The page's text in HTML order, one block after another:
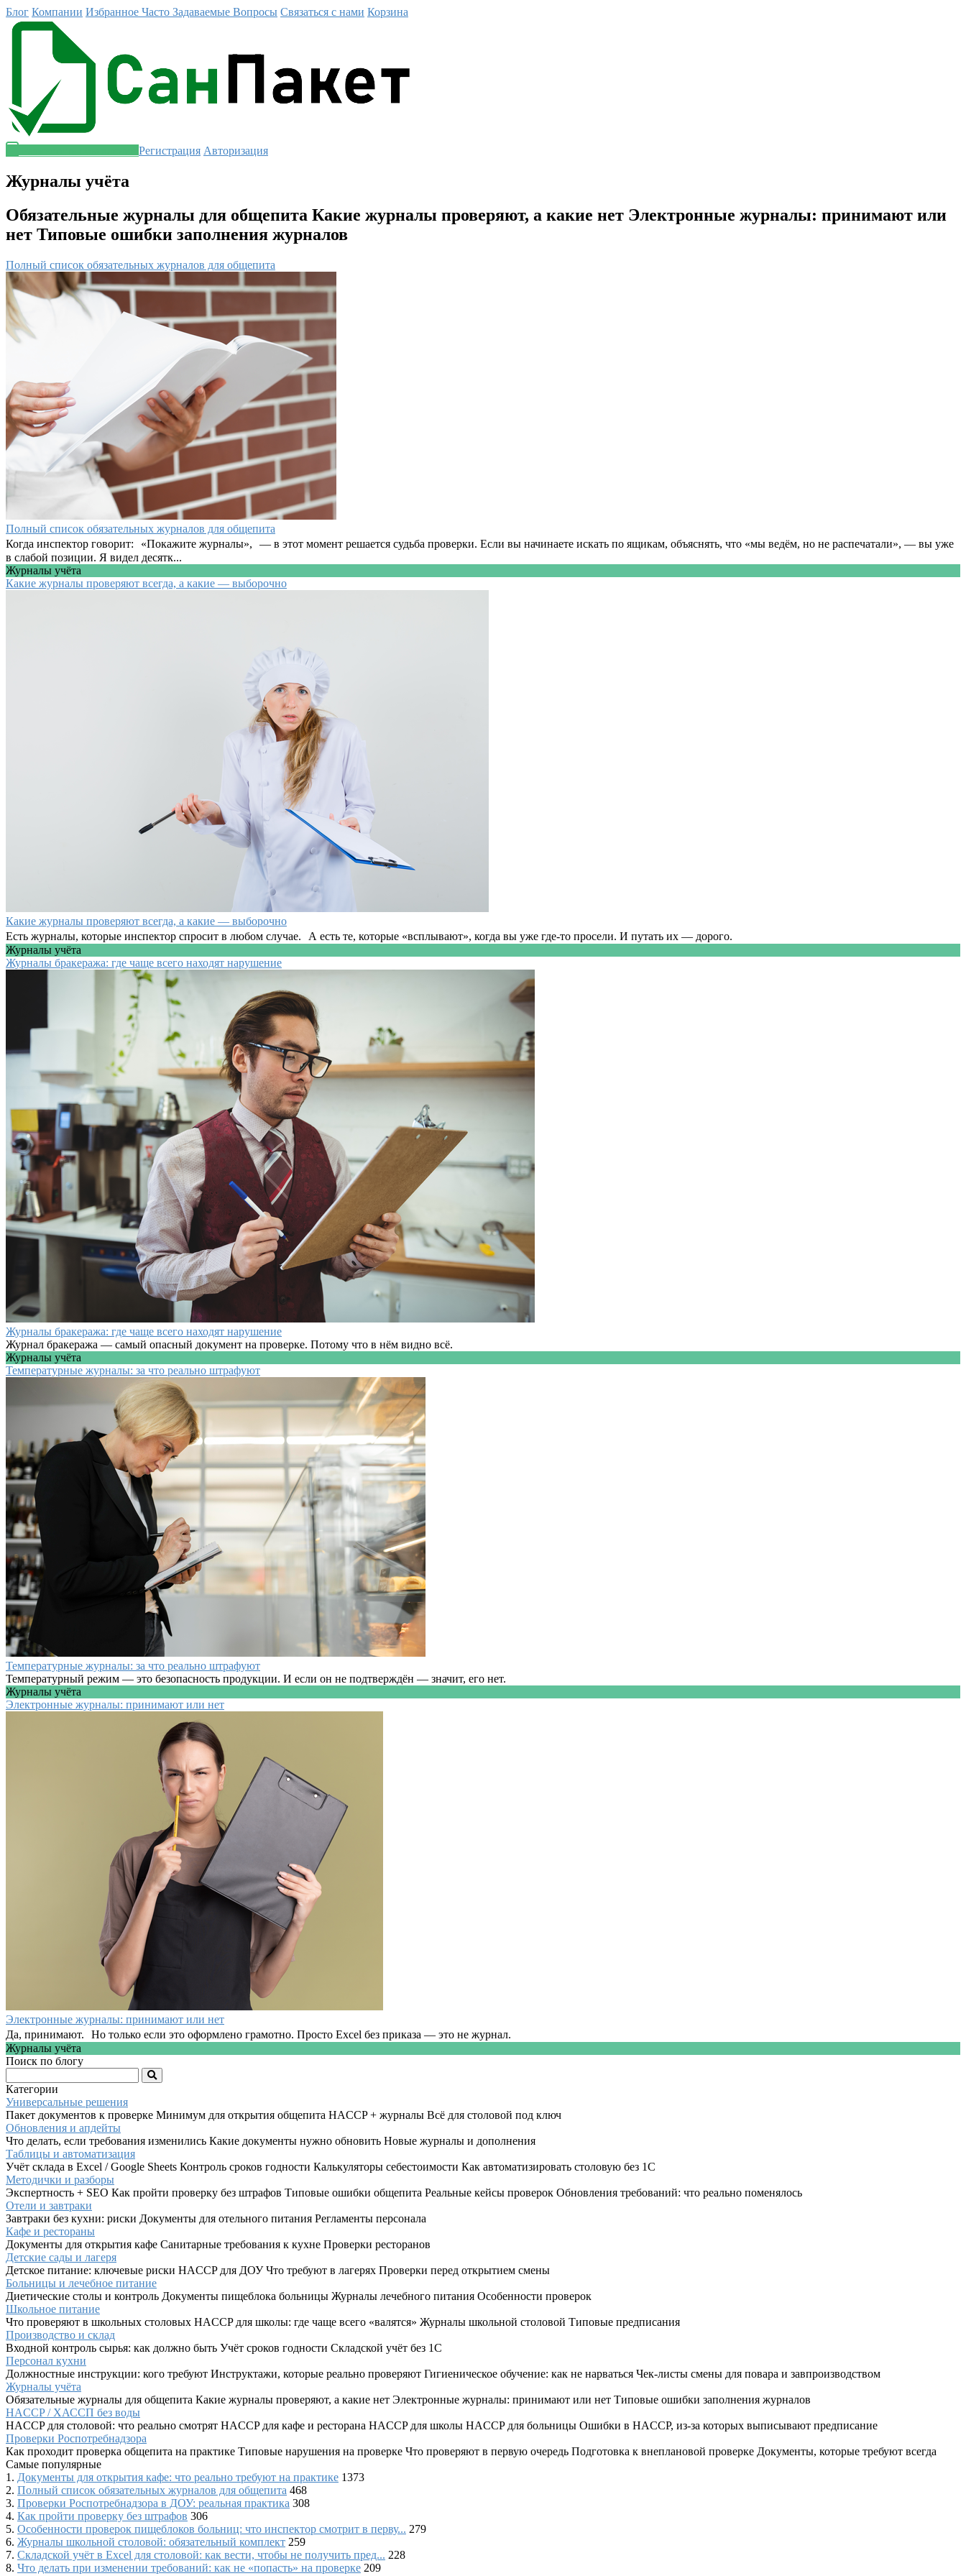
Блог Компании Избранное Часто Задаваемые Вопросы Связаться с нами Корзина
Регистрация Авторизация
Журналы учёта
Обязательные журналы для общепита Какие журналы проверяют, а какие нет Электронные журналы: принимают или
нет Типовые ошибки заполнения журналов
Полный список обязательных журналов для общепита
Полный список обязательных журналов для общепита
Когда инспектор говорит: «Покажите журналы», — в этот момент решается судьба проверки. Если вы начинаете искать по ящикам, объяснять, что «мы ведём, но не распечатали», — вы уже
в слабой позиции. Я видел десятк...
Журналы учёта
Какие журналы проверяют всегда, а какие — выборочно
Какие журналы проверяют всегда, а какие — выборочно
Есть журналы, которые инспектор спросит в любом случае. А есть те, которые «всплывают», когда вы уже где-то просели. И путать их — дорого.
Журналы учёта
Журналы бракеража: где чаще всего находят нарушение
Журналы бракеража: где чаще всего находят нарушение
Журнал бракеража — самый опасный документ на проверке. Потому что в нём видно всё.
Журналы учёта
Температурные журналы: за что реально штрафуют
Температурные журналы: за что реально штрафуют
Температурный режим — это безопасность продукции. И если он не подтверждён — значит, его нет.
Журналы учёта
Электронные журналы: принимают или нет
Электронные журналы: принимают или нет
Да, принимают. Но только если это оформлено грамотно. Просто Excel без приказа — это не журнал.
Журналы учёта
Поиск по блогу
Категории
Универсальные решения
Пакет документов к проверке Минимум для открытия общепита HACCP + журналы Всё для столовой под ключ
Обновления и апдейты
Что делать, если требования изменились Какие документы нужно обновить Новые журналы и дополнения
Таблицы и автоматизация
Учёт склада в Excel / Google Sheets Контроль сроков годности Калькуляторы себестоимости Как автоматизировать столовую без 1С
Методички и разборы
Экспертность + SEO Как пройти проверку без штрафов Типовые ошибки общепита Реальные кейсы проверок Обновления требований: что реально поменялось
Отели и завтраки
Завтраки без кухни: риски Документы для отельного питания Регламенты персонала
Кафе и рестораны
Документы для открытия кафе Санитарные требования к кухне Проверки ресторанов
Детские сады и лагеря
Детское питание: ключевые риски HACCP для ДОУ Что требуют в лагерях Проверки перед открытием смены
Больницы и лечебное питание
Диетические столы и контроль Документы пищеблока больницы Журналы лечебного питания Особенности проверок
Школьное питание
Что проверяют в школьных столовых HACCP для школы: где чаще всего «валятся» Журналы школьной столовой Типовые предписания
Производство и склад
Входной контроль сырья: как должно быть Учёт сроков годности Складской учёт без 1С
Персонал кухни
Должностные инструкции: кого требуют Инструктажи, которые реально проверяют Гигиеническое обучение: как не нарваться Чек-листы смены для повара и завпроизводством
Журналы учёта
Обязательные журналы для общепита Какие журналы проверяют, а какие нет Электронные журналы: принимают или нет Типовые ошибки заполнения журналов
HACCP / ХАССП без воды
HACCP для столовой: что реально смотрят HACCP для кафе и ресторана HACCP для школы HACCP для больницы Ошибки в HACCP, из-за которых выписывают предписание
Проверки Роспотребнадзора
Как проходит проверка общепита на практике Типовые нарушения на проверке Что проверяют в первую очередь Подготовка к внеплановой проверке Документы, которые требуют всегда
Самые популярные
1. Документы для открытия кафе: что реально требуют на практике 1373
2. Полный список обязательных журналов для общепита 468
3. Проверки Роспотребнадзора в ДОУ: реальная практика 308
4. Как пройти проверку без штрафов 306
5. Особенности проверок пищеблоков больниц: что инспектор смотрит в перву... 279
6. Журналы школьной столовой: обязательный комплект 259
7. Складской учёт в Excel для столовой: как вести, чтобы не получить пред... 228
8. Что делать при изменении требований: как не «попасть» на проверке 209